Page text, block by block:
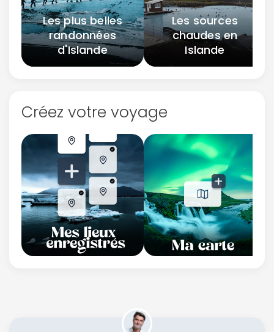
Les plus belles
randonnées
d'Islande
Les sources
chaudes en
Islande
Créez votre voyage